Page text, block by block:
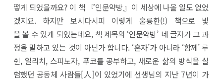
떻게 되었을까요? 이 책 『인문약방』이 세상에 나올 일도 없었
겠지요. 하지만 보시다시피 이렇게 훌륭한(!) 책으로 빛
을 볼 수 있게 되었는데요, 책 제목의 ‘인문약방’ 네 글자가 그 과
정을 말하고 있는 것이 아닌가 합니다. ‘혼자’가 아니라 ‘함께’ 루
쉰, 일리치, 스피노자, 푸코를 공부하고, 새로운 삶의 방식을 실
험했던 공동체 사람들[人]이 있었기에 선생님의 지난 7년이 가